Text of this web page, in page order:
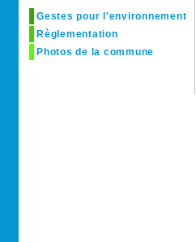
Gestes pour l'environnement
Règlementation
Photos de la commune